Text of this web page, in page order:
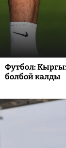
Футбол:
болбой калды